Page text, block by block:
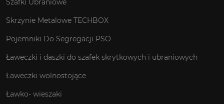
Szafki Ubraniowe
Skrzynie Metalowe TECHBOX
Pojemniki Do Segregacji PSO
Ławeczki i daszki do szafek skrytkowych i ubraniowych
Ławeczki wolnostojące
Ławko- wieszaki